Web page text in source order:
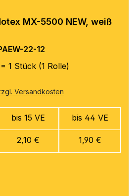
MX-5500 NEW, weiß
22-12
1 Stück (1 Rolle)
Versandkosten
bis 15 VE
2,10 €
bis 44 VE
1,90 €